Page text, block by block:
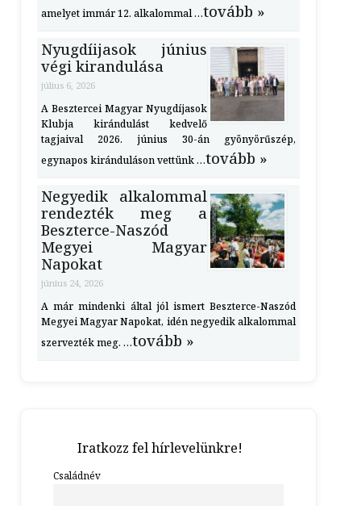
amelyet immár 12. alkalommal …tovább »
Nyugdíijasok június
végi kirandulása
július 6, 2026
A Besztercei Magyar Nyugdíjasok
Klubja kirándulást kedvelő
tagjaival 2026. június 30-án gyönyörűszép,
egynapos kiránduláson vettünk …tovább »
Negyedik alkalommal
rendezték meg a
Beszterce-Naszód
Megyei Magyar
Napokat
június 24, 2026
A már mindenki által jól ismert Beszterce-Naszód
Megyei Magyar Napokat, idén negyedik alkalommal
szervezték meg. …tovább »
Iratkozz fel hírlevelünkre!
Családnév